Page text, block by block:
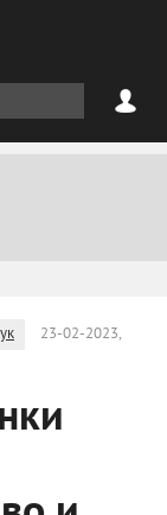
23-02-2023,